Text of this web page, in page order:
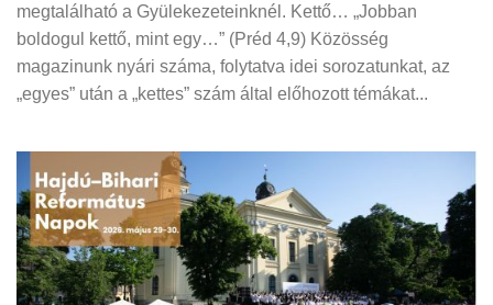
megtalálható a Gyülekezeteinknél. Kettő… „Jobban
boldogul kettő, mint egy…” (Préd 4,9) Közösség
magazinunk nyári száma, folytatva idei sorozatunkat, az
„egyes” után a „kettes” szám által előhozott témákat...